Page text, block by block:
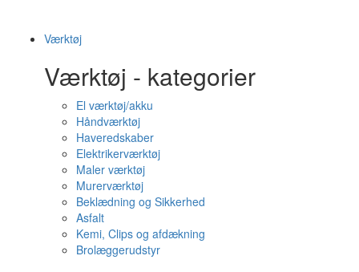
Værktøj
Værktøj - kategorier
El værktøj/akku
Håndværktøj
Haveredskaber
Elektrikerværktøj
Maler værktøj
Murerværktøj
Beklædning og Sikkerhed
Asfalt
Kemi, Clips og afdækning
Brolæggerudstyr